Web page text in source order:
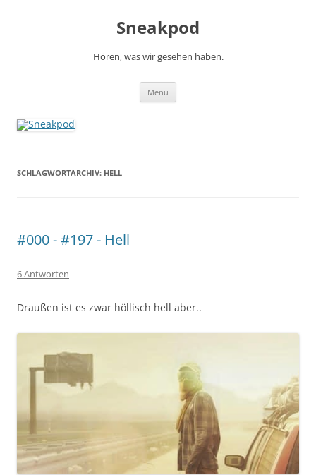
Sneakpod
Hören, was wir gesehen haben.
Menü
SCHLAGWORTARCHIV: HELL
#000 - #197 - Hell
6 Antworten
Draußen ist es zwar höllisch hell aber..